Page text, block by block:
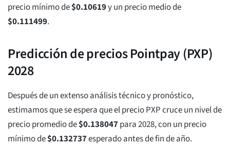
precio mínimo de$0.10619y un precio medio de
$0.111499.
Predicción de precios Pointpay (PXP)
2028
Después de un extenso análisis técnico y pronóstico,
estimamos que se espera que el precio PXP cruce un nivel de
precio promedio de$0.138047para 2028, con un precio
mínimo de$0.132737esperado antes de fin de año.